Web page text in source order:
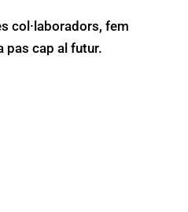
col·laboradors, fem
pas cap al futur.